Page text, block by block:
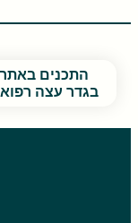
התכנים
בגדר עצה